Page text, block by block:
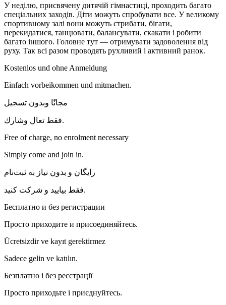
У неділю, присвячену дитячій гімнастиці, проходить багато
спеціальних заходів. Діти можуть спробувати все. У великому
спортивному залі вони можуть стрибати, бігати,
перекидатися, танцювати, балансувати, скакати і робити
багато іншого. Головне тут — отримувати задоволення від
руху. Так всі разом проводять рухливий і активний ранок.
Kostenlos und ohne Anmeldung
Einfach vorbeikommen und mitmachen.
مجانًا وبدون تسجيل
فقط تعال وشارك.
Free of charge, no enrolment necessary
Simply come and join in.
رایگان و بدون نیاز به ثبت‌نام
فقط بیایید و شرکت کنید.
Бесплатно и без регистрации
Просто приходите и присоединяйтесь.
Ücretsizdir ve kayıt gerektirmez
Sadece gelin ve katılın.
Безплатно і без реєстрації
Просто приходьте і приєднуйтесь.